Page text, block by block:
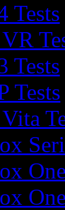
Tests
Tests
Tests